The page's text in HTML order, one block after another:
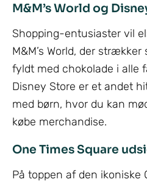
M&M’s World og
Shopping-entusiaster vil
M&M’s World, der
fyldt med chokolade i alle
Disney Store er et andet
med børn, hvor du kan
købe merchandise.
One Times Square
På toppen af den ikoniske